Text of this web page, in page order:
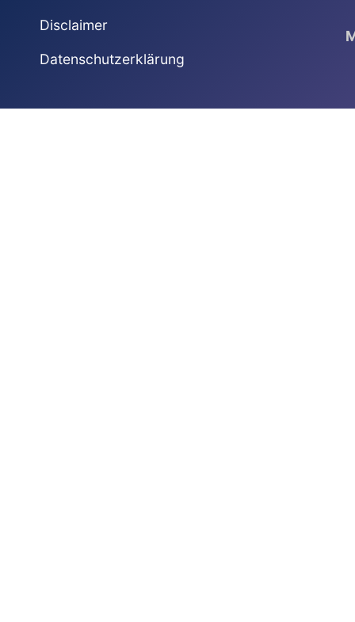
Disclaimer
Datenschutzerklärung